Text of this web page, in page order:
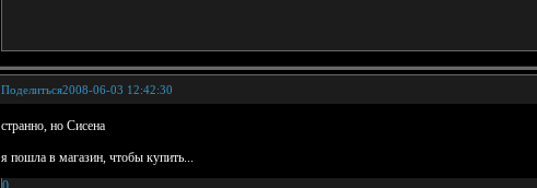
Поделиться2008-06-03 12:42:30
странно, но Сисена
я пошла в магазин, чтобы купить...